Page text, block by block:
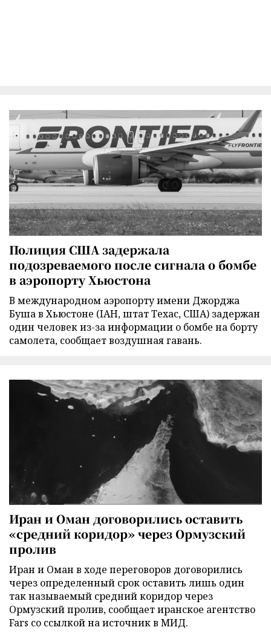
Полиция США задержала
подозреваемого после сигнала о бомбе
в аэропорту Хьюстона
В международном аэропорту имени Джорджа
Буша в Хьюстоне (IAH, штат Техас, США) задержан
один человек из-за информации о бомбе на борту
самолета, сообщает воздушная гавань.
Иран и Оман договорились оставить
«средний коридор» через Ормузский
пролив
Иран и Оман в ходе переговоров договорились
через определенный срок оставить лишь один
так называемый средний коридор через
Ормузский пролив, сообщает иранское агентство
Fars со ссылкой на источник в МИД.